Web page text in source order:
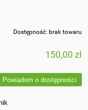
Dostępność: brak towaru
150,00 zł
Powiadom o dostępności